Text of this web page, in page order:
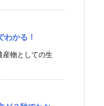
わかる！
産物としての生